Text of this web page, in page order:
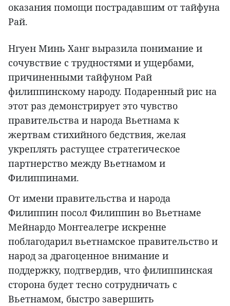
оказания помощи пострадавшим от тайфуна
Рай.
Нгуен Минь Ханг выразила понимание и
сочувствие с трудностями и ущербами,
причиненными тайфуном Рай
филиппинскому народу. Подаренный рис на
этот раз демонстрирует это чувство
правительства и народа Вьетнама к
жертвам стихийного бедствия, желая
укреплять растущее стратегическое
партнерство между Вьетнамом и
Филиппинами.
От имени правительства и народа
Филиппин посол Филиппин во Вьетнаме
Мейнардо Монтеалегре искренне
поблагодарил вьетнамское правительство и
народ за драгоценное внимание и
поддержку, подтвердив, что филиппинская
сторона будет тесно сотрудничать с
Вьетнамом, быстро завершить